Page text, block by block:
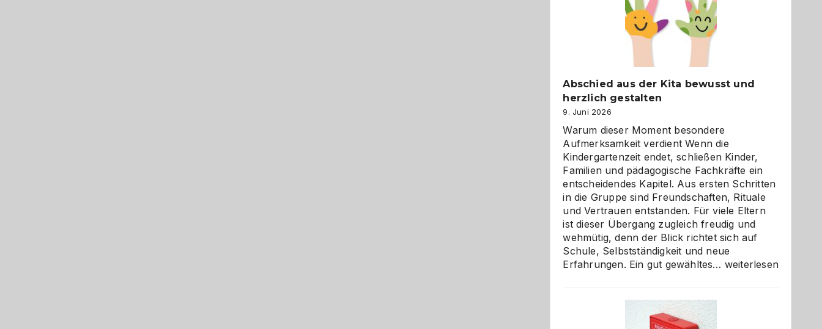
verstehen
Abschied aus der Kita bewusst und
herzlich gestalten
9. Juni 2026
Warum dieser Moment besondere
Aufmerksamkeit verdient Wenn die
Kindergartenzeit endet, schließen Kinder,
Familien und pädagogische Fachkräfte ein
entscheidendes Kapitel. Aus ersten Schritten
in die Gruppe sind Freundschaften, Rituale
und Vertrauen entstanden. Für viele Eltern
ist dieser Übergang zugleich freudig und
wehmütig, denn der Blick richtet sich auf
Schule, Selbstständigkeit und neue
Erfahrungen. Ein gut gewähltes… Abschied
weiterlesen